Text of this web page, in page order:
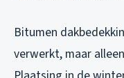
Bitumen
verwerkt, maar